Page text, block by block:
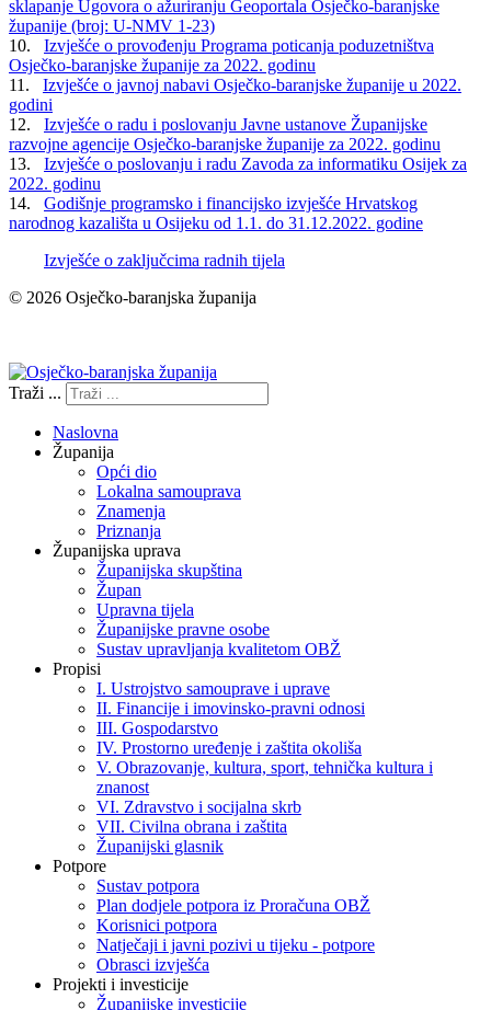
sklapanje Ugovora o ažuriranju Geoportala Osječko-baranjske
županije (broj: U-NMV 1-23)
10. Izvješće o provođenju Programa poticanja poduzetništva
Osječko-baranjske županije za 2022. godinu
11. Izvješće o javnoj nabavi Osječko-baranjske županije u 2022.
godini
12. Izvješće o radu i poslovanju Javne ustanove Županijske
razvojne agencije Osječko-baranjske županije za 2022. godinu
13. Izvješće o poslovanju i radu Zavoda za informatiku Osijek za
2022. godinu
14. Godišnje programsko i financijsko izvješće Hrvatskog
narodnog kazališta u Osijeku od 1.1. do 31.12.2022. godine
Izvješće o zaključcima radnih tijela
© 2026 Osječko-baranjska županija
Traži ...
Naslovna
Županija
Opći dio
Lokalna samouprava
Znamenja
Priznanja
Županijska uprava
Županijska skupština
Župan
Upravna tijela
Županijske pravne osobe
Sustav upravljanja kvalitetom OBŽ
Propisi
I. Ustrojstvo samouprave i uprave
II. Financije i imovinsko-pravni odnosi
III. Gospodarstvo
IV. Prostorno uređenje i zaštita okoliša
V. Obrazovanje, kultura, sport, tehnička kultura i
znanost
VI. Zdravstvo i socijalna skrb
VII. Civilna obrana i zaštita
Županijski glasnik
Potpore
Sustav potpora
Plan dodjele potpora iz Proračuna OBŽ
Korisnici potpora
Natječaji i javni pozivi u tijeku - potpore
Obrasci izvješća
Projekti i investicije
Županijske investicije